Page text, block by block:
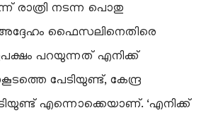
രാത്രി നടന്ന പൊതു
ഫൈസലിനെതിരെ
പറയുന്നത് എനിക്ക്
പേടിയുണ്ട്, കേന്ദ്ര
എന്നൊക്കെയാണ്. ‘എനിക്ക്